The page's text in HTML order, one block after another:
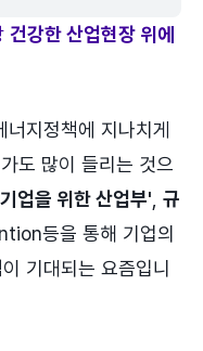
건강한 산업현장 위에
지정책에 지나치게
도 많이 들리는 것으
업을 위한 산업부' 규
등을 통해 기업의
기대되는 요즘입니